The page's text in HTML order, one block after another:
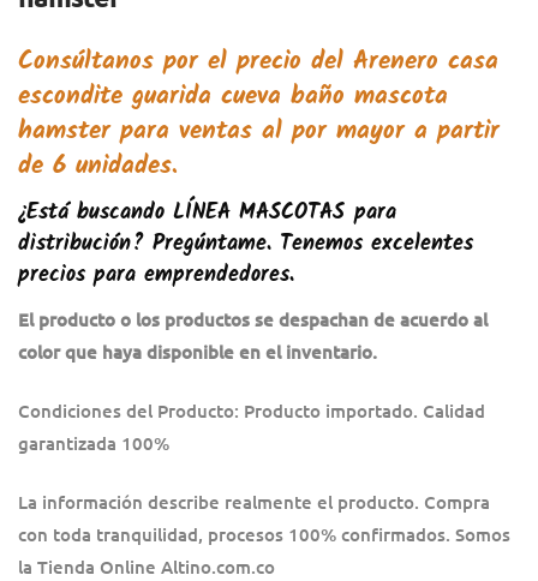
Consúltanos por el precio del Arenero casa
escondite guarida cueva baño mascota
hamsterpara ventas al por mayor a partir
de 6 unidades.
¿Está buscando LÍNEA MASCOTAS para
distribución? Pregúntame. Tenemos excelentes
precios para emprendedores.
El producto o los productos se despachan de acuerdo al
color que haya disponible en el inventario.
Condiciones del Producto: Producto importado. Calidad
garantizada 100%
La información describe realmente el producto. Compra
con toda tranquilidad, procesos 100% confirmados. Somos
la Tienda Online Altino.com.co